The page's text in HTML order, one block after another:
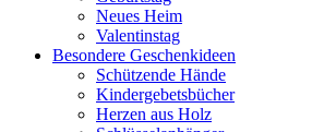
Neues Heim
Valentinstag
Besondere Geschenkideen
Schützende Hände
Kindergebetsbücher
Herzen aus Holz